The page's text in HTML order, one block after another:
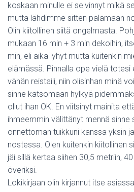
koskaan minulle ei selvinnyt mikä
mutta lähdimme sitten palamaan
Olin kiitollinen siitä ongelmasta.
mukaan 16 min + 3 min dekoihin,
min, eli aika lyhyt mutta kuitenkin
elämässä. Pinnalla ope vielä totesi
vähän reistaili, niin olisinhan minä
sinne katsomaan hylkyä
ollut ihan OK. En viitsinyt mainita
ihmeemmin välittänyt mennä sinne
onnettoman tuikkuni kanssa yksin
nostessa. Olen kuitenkin kiitollinen
jäi sillä kertaa siihen 30,5 metriin,
överiksi.
Lokikirjaan olin kirjannut itse